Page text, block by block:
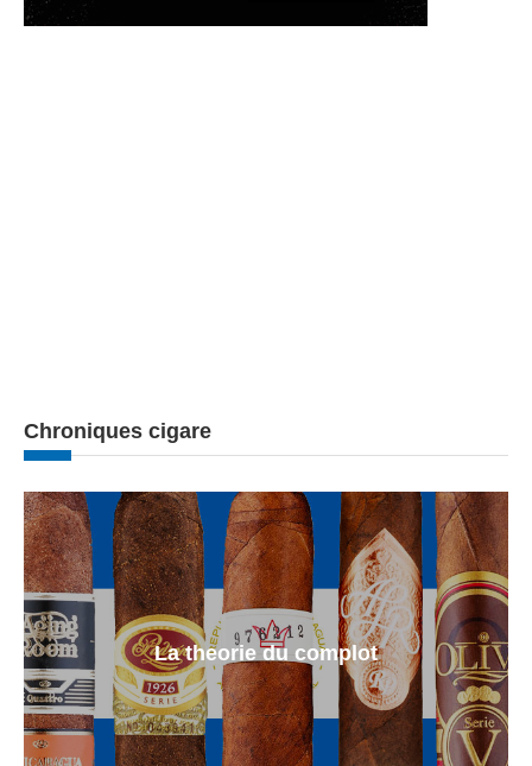
Chroniques cigare
La theorie du complot